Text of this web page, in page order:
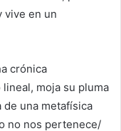
vive en un
crónica
moja su pluma
una metafísica
no nos pertenece/